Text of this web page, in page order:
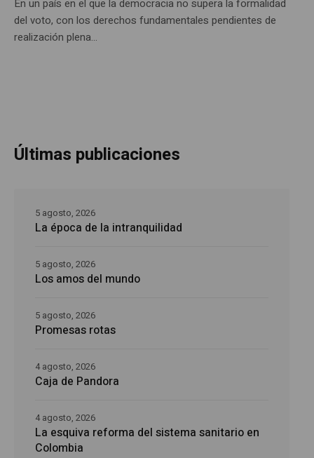
En un país en el que la democracia no supera la formalidad
del voto, con los derechos fundamentales pendientes de
realización plena...
Últimas publicaciones
La época de la intranquilidad
5 agosto, 2026
Los amos del mundo
5 agosto, 2026
Promesas rotas
5 agosto, 2026
Caja de Pandora
4 agosto, 2026
La esquiva reforma del sistema sanitario en
Colombia
4 agosto, 2026